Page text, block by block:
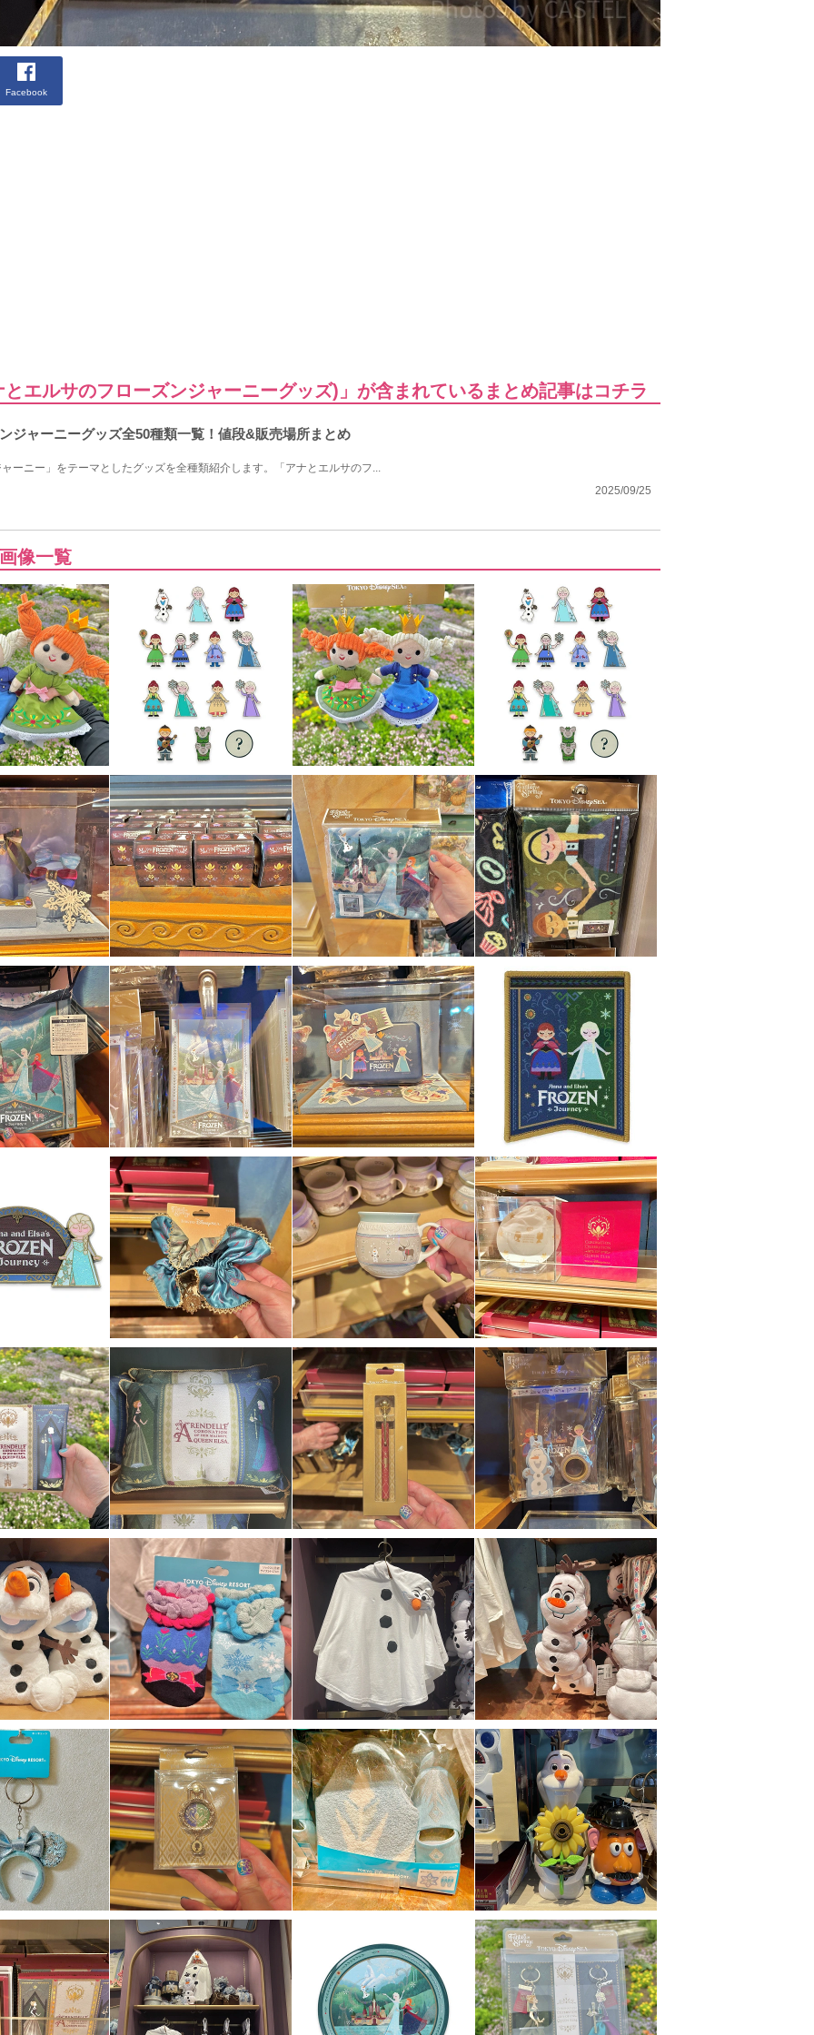
Facebook
エルサのフローズンジャーニーグッズ)」が含まれているまとめ記事はコチラ
ジャーニーグッズ全50種類一覧！値段&販売場所まとめ
ーニー」をテーマとしたグッズを全種類紹介します。「アナとエルサのフ...
2025/09/25
像一覧